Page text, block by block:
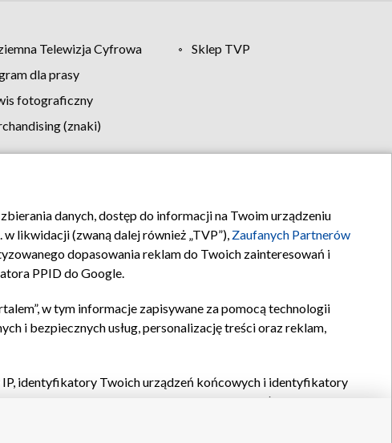
Telewizja Cyfrowa
Sklep TVP
dla prasy
fotograficzny
(znaki)
reklamy Kontakt
danych, dostęp do informacji na Twoim urządzeniu
likwidacji (zwaną dalej również „TVP”), Zaufanych Partnerów
dopasowania reklam do Twoich zainteresowań i
PPID do Google.
w tym informacje zapisywane za pomocą technologii
i bezpiecznych usług, personalizację treści oraz reklam,
IP, identyfikatory Twoich urządzeń końcowych i identyfikatory
oraz pozostałych
podstawowych reklam, wyboru spersonalizowanych
treści, pomiaru wydajności reklam, pomiaru wydajności